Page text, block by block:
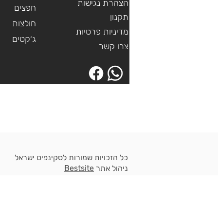
כל הזכויות שמורות לסקינפיט ישראל
ניהול אתר Bestsite
חפצים
חולצות
ג׳קטים
הצהרת נגישות
תקנון
מדיניות פרטיות
צרו קשר